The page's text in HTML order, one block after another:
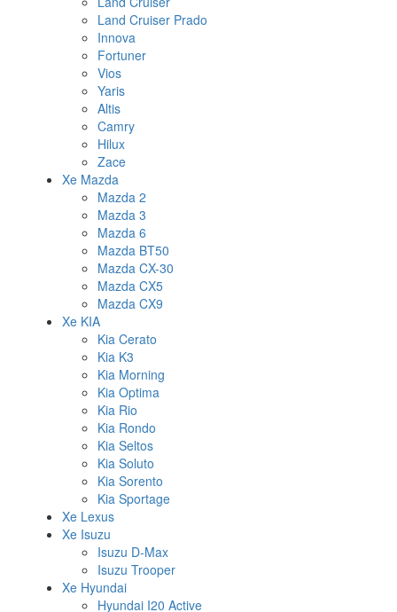
Land Cruiser Prado
Innova
Fortuner
Vios
Yaris
Altis
Camry
Hilux
Zace
Xe Mazda
Mazda 2
Mazda 3
Mazda 6
Mazda BT50
Mazda CX-30
Mazda CX5
Mazda CX9
Xe KIA
Kia Cerato
Kia K3
Kia Morning
Kia Optima
Kia Rio
Kia Rondo
Kia Seltos
Kia Soluto
Kia Sorento
Kia Sportage
Xe Lexus
Xe Isuzu
Isuzu D-Max
Isuzu Trooper
Xe Hyundai
Hyundai I20 Active